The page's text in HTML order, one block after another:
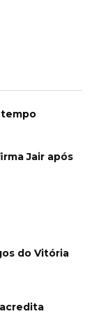
Jair após
do Vitória